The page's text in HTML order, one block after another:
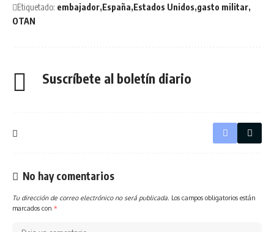
Etiquetado: embajador España Estados Unidos gasto militar
OTAN
Suscríbete al boletín diario
No hay comentarios
Tu dirección de correo electrónico no será publicada. Los campos obligatorios están
marcados con *